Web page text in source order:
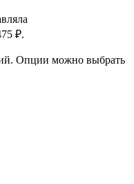
₽.
Опции можно выбрать